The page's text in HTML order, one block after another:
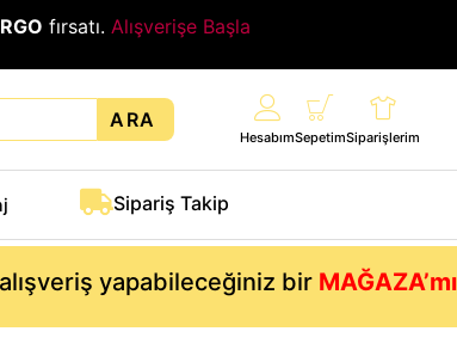
fırsatı. Alışverişe Başla
ARA
HesabımSepetimSiparişlerim
Sipariş Takip
yapabileceğiniz bir